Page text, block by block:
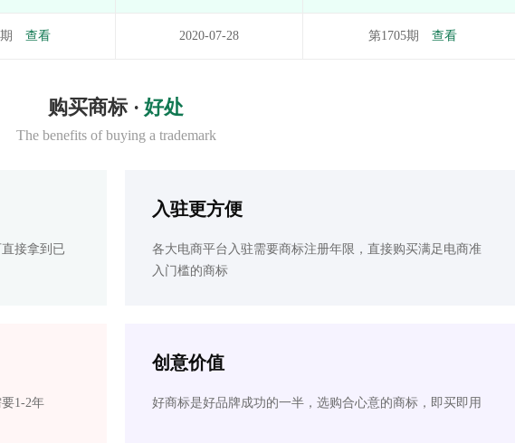
查看 2020-07-28 第1705期 查看
购买商标 · 好处
The benefits of buying a trademark
接拿到已
入驻更方便
各大电商平台入驻需要商标注册年限，直接购买满足电商准
入门槛的商标
1-2年
创意价值
好商标是好品牌成功的一半，选购合心意的商标，即买即用